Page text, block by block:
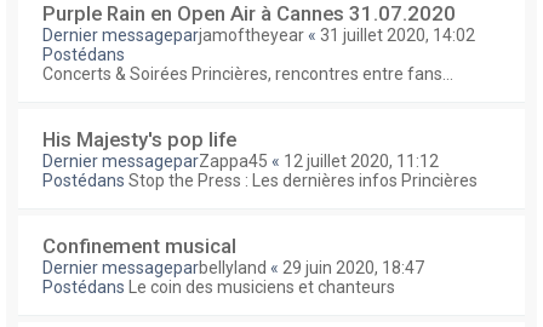
Purple Rain en Open Air à Cannes 31.07.2020
Dernier messageparjamoftheyear « 31 juillet 2020, 14:02
Postédans
Concerts & Soirées Princières, rencontres entre fans...
His Majesty's pop life
Dernier messageparZappa45 « 12 juillet 2020, 11:12
Postédans Stop the Press : Les dernières infos Princières
Confinement musical
Dernier messageparbellyland « 29 juin 2020, 18:47
Postédans
Le coin des musiciens et chanteurs